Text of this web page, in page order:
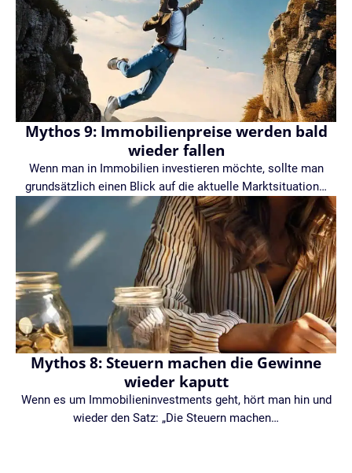
Mythos 9: Immobilienpreise werden bald
wieder fallen
Wenn man in Immobilien investieren möchte, sollte man
grundsätzlich einen Blick auf die aktuelle Marktsituation…
Mythos 8: Steuern machen die Gewinne
wieder kaputt
Wenn es um Immobilieninvestments geht, hört man hin und
wieder den Satz: „Die Steuern machen…